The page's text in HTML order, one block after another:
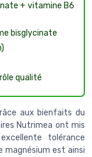
+ vitamine B6
bisglycinate
qualité
aux bienfaits du
Nutrimea ont mis
tolérance
est ainsi